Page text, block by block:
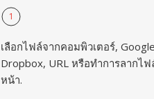
1
เลือกไฟล์จากคอมพิวเตอร์,
Dropbox, URL หรือทำการลากไ
หน้า.